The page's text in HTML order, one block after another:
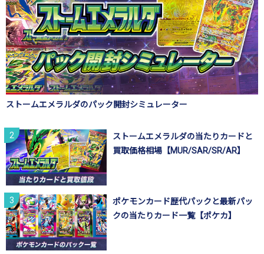
ストームエメラルダのパック開封シミュレーター
ストームエメラルダの当たりカードと
買取価格相場【MUR/SAR/SR/AR】
ポケモンカード歴代パックと最新パッ
クの当たりカード一覧【ポケカ】